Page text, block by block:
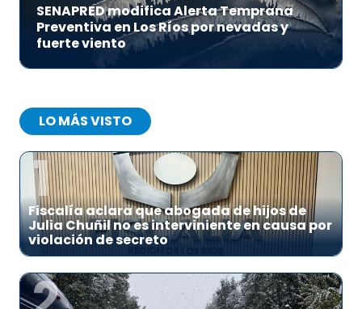
SENAPRED modifica Alerta Temprana
Preventiva en Los Ríos por nevadas y
fuerte viento
LO MÁS VISTO
1
Fiscalía aclara que abogada de hijos de
Julia Chuñil no es interviniente en causa por
violación de secreto